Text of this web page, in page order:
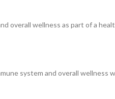
overall wellness as part of a
system and overall wellness